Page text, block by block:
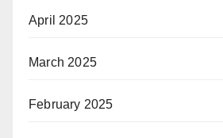
April 2025
March 2025
February 2025